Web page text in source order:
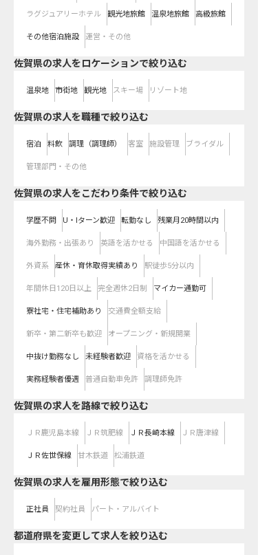
ラグジュアリーホテル 観光地旅館 温泉地旅館 高級旅館
その他宿泊施設 運営・その他
佐賀県の求人をロケーションで絞り込む
温泉地 市街地 観光地 スキー場 リゾート地
佐賀県の求人を職種で絞り込む
宿泊 料飲 調理（調理師） 客室 施設管理 ブライダル
管理部門・その他
佐賀県の求人をこだわり条件で絞り込む
学歴不問 U・Iターン歓迎 転勤なし 残業月20時間以内
海外勤務・出張あり 英語を活かせる 中国語を活かせる
外資系 産休・育休取得実績あり 駅徒歩5分以内
年間休日120日以上 完全週休2日制 マイカー通勤可
寮社宅・住宅補助あり 交通費全額支給
新卒・第二新卒も歓迎 オープニング・新規開業
中抜け勤務なし 未経験者歓迎 資格を活かせる
実務経験者優遇 普通自動車免許 調理師免許
佐賀県の求人を路線で絞り込む
ＪＲ鹿児島本線 ＪＲ筑肥線 ＪＲ長崎本線 ＪＲ唐津線
ＪＲ佐世保線 甘木鉄道 松浦鉄道
佐賀県の求人を雇用形態で絞り込む
正社員 契約社員 パート・アルバイト
都道府県を変更して求人を絞り込む